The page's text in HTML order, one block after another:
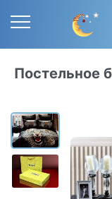
Постельное